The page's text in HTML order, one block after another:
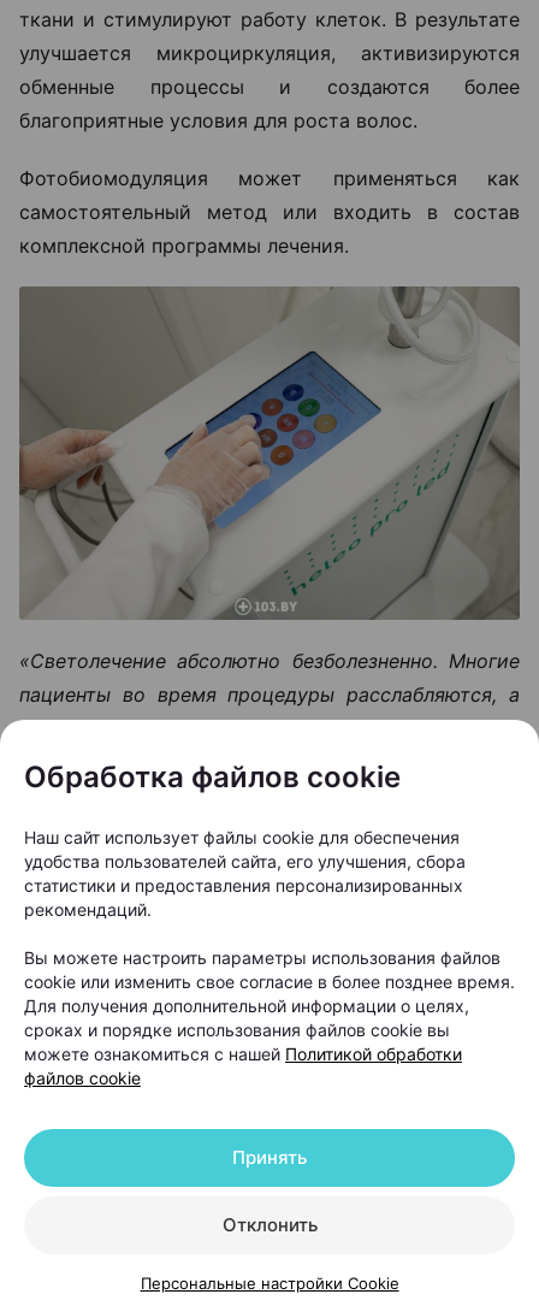
ткани и стимулируют работу клеток. В результате
улучшается микроциркуляция, активизируются
обменные процессы и создаются более
благоприятные условия для роста волос.
Фотобиомодуляция может применяться как
самостоятельный метод или входить в состав
комплексной программы лечения.
«Светолечение абсолютно безболезненно. Многие
пациенты во время процедуры расслабляются, а
некоторые даже засыпают», —
Конечно, мгновенного результата ждать не стоит.
изменения многие пациенты замечают уже через
несколько недель после начала лечения.
Сначала уменьшается выпадение волос, а затем
появляется так называемый пушок — новые
тонкие волоски, которые постепенно становятся
более плотными и крепкими. Именно этот признак
считается одним из первых сигналов того, что
Когда пересадка волос
действительно нужна и что
Обработка файлов cookie
Наш сайт использует файлы cookie для обеспечения
удобства пользователей сайта, его улучшения, сбора
статистики и предоставления персонализированных
рекомендаций.
Вы можете настроить параметры использования файлов
cookie или изменить свое согласие в более позднее время.
Для получения дополнительной информации о целях,
сроках и порядке использования файлов cookie вы
можете ознакомиться с нашей Политикой обработки
файлов cookie
Отклонить
Принять
Персональные настройки Cookie